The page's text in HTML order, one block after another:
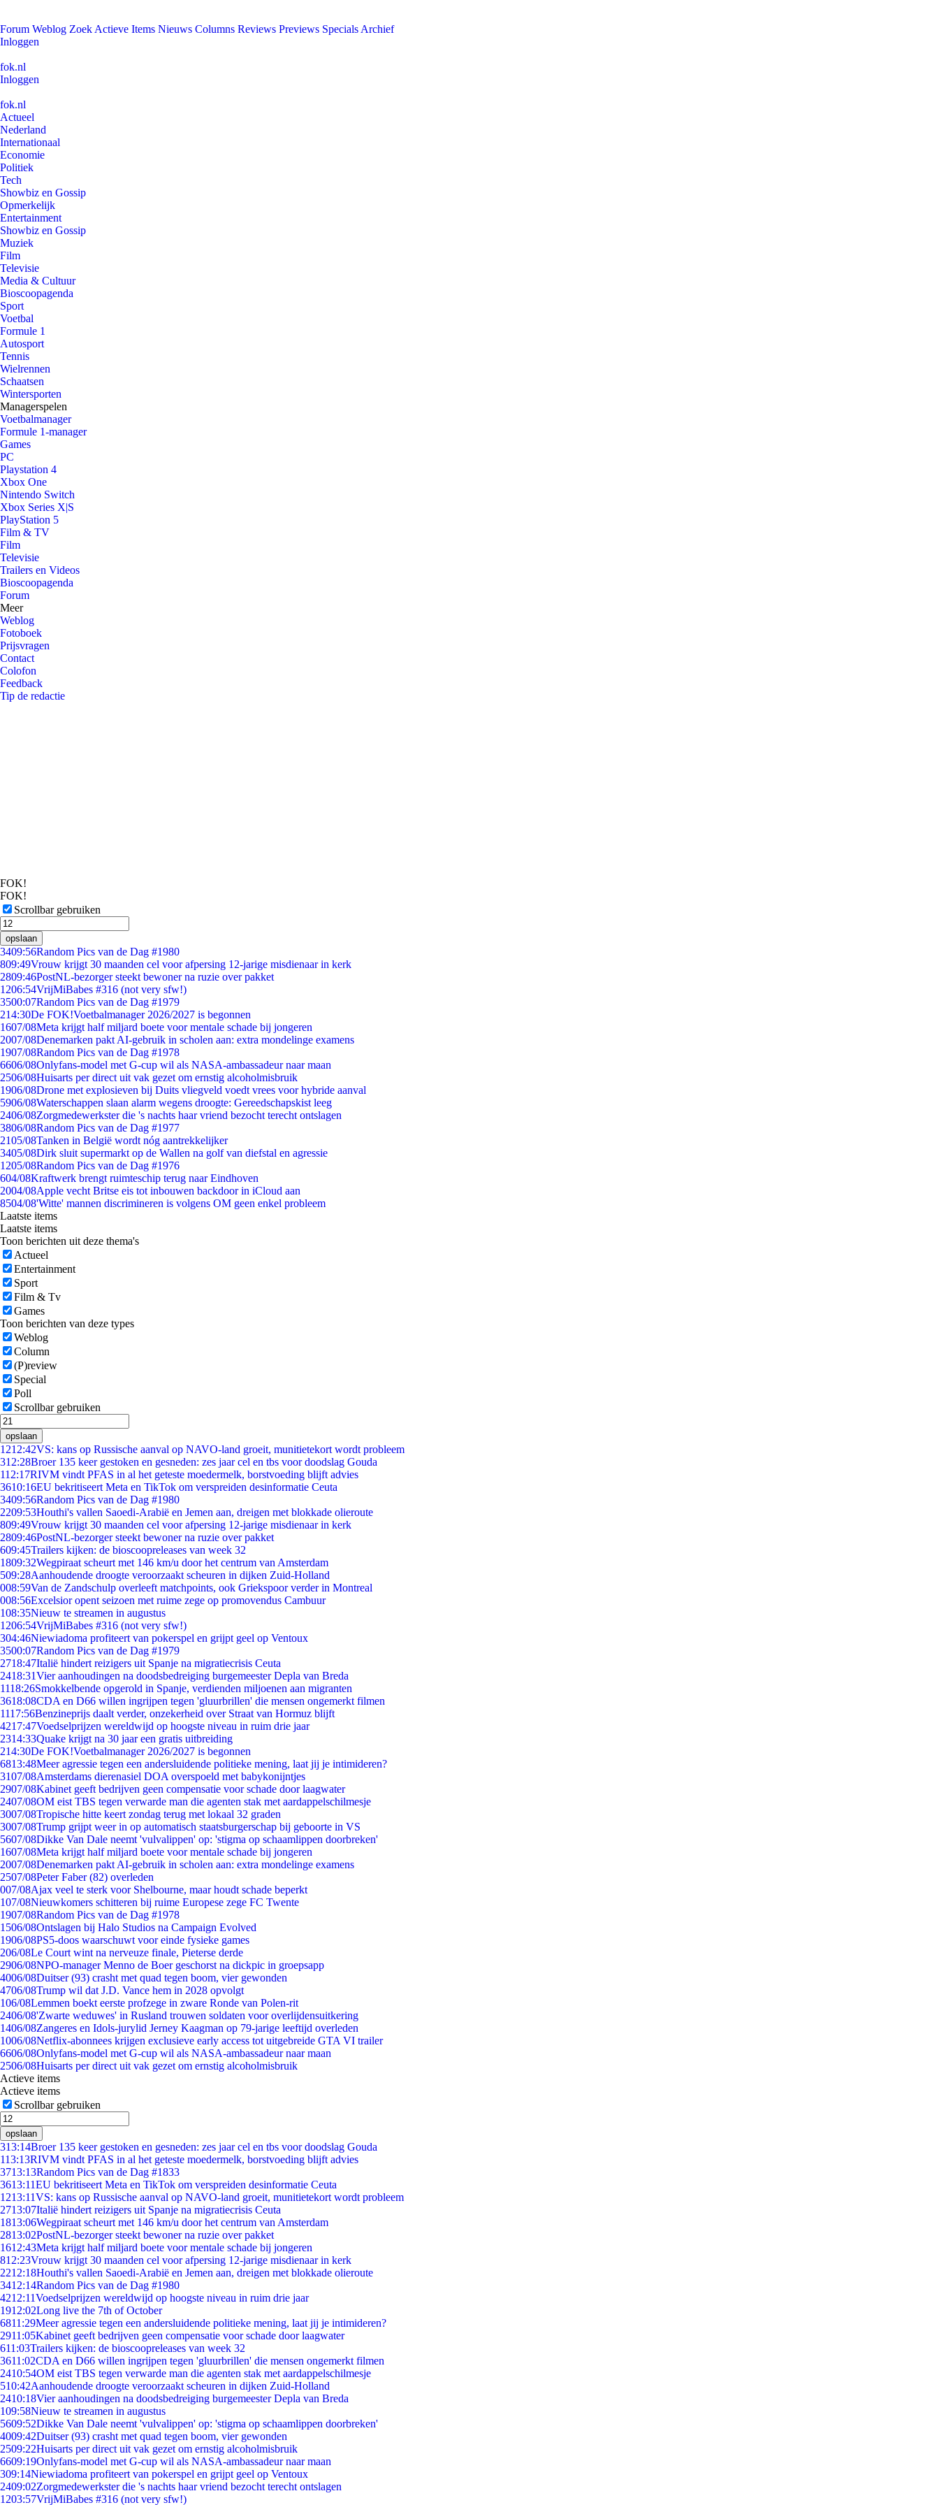
Forum Weblog Zoek Actieve Items Nieuws Columns Reviews Previews Specials Archief
Inloggen
fok.nl
Inloggen
fok.nl
Actueel
Nederland
Internationaal
Economie
Politiek
Tech
Showbiz en Gossip
Opmerkelijk
Entertainment
Showbiz en Gossip
Muziek
Film
Televisie
Media & Cultuur
Bioscoopagenda
Sport
Voetbal
Formule 1
Autosport
Tennis
Wielrennen
Schaatsen
Wintersporten
Managerspelen
Voetbalmanager
Formule 1-manager
Games
PC
Playstation 4
Xbox One
Nintendo Switch
Xbox Series X|S
PlayStation 5
Film & TV
Film
Televisie
Trailers en Videos
Bioscoopagenda
Forum
Meer
Weblog
Fotoboek
Prijsvragen
Contact
Colofon
Feedback
Tip de redactie
FOK!
FOK!
Scrollbar gebruiken
opslaan
3409:56Random Pics van de Dag #1980
809:49Vrouw krijgt 30 maanden cel voor afpersing 12-jarige misdienaar in kerk
2809:46PostNL-bezorger steekt bewoner na ruzie over pakket
1206:54VrijMiBabes #316 (not very sfw!)
3500:07Random Pics van de Dag #1979
214:30De FOK!Voetbalmanager 2026/2027 is begonnen
1607/08Meta krijgt half miljard boete voor mentale schade bij jongeren
2007/08Denemarken pakt AI-gebruik in scholen aan: extra mondelinge examens
1907/08Random Pics van de Dag #1978
6606/08Onlyfans-model met G-cup wil als NASA-ambassadeur naar maan
2506/08Huisarts per direct uit vak gezet om ernstig alcoholmisbruik
1906/08Drone met explosieven bij Duits vliegveld voedt vrees voor hybride aanval
5906/08Waterschappen slaan alarm wegens droogte: Gereedschapskist leeg
2406/08Zorgmedewerkster die 's nachts haar vriend bezocht terecht ontslagen
3806/08Random Pics van de Dag #1977
2105/08Tanken in België wordt nóg aantrekkelijker
3405/08Dirk sluit supermarkt op de Wallen na golf van diefstal en agressie
1205/08Random Pics van de Dag #1976
604/08Kraftwerk brengt ruimteschip terug naar Eindhoven
2004/08Apple vecht Britse eis tot inbouwen backdoor in iCloud aan
8504/08'Witte' mannen discrimineren is volgens OM geen enkel probleem
Laatste items
Laatste items
Toon berichten uit deze thema's
Actueel
Entertainment
Sport
Film & Tv
Games
Toon berichten van deze types
Weblog
Column
(P)review
Special
Poll
Scrollbar gebruiken
opslaan
1212:42VS: kans op Russische aanval op NAVO-land groeit, munitietekort wordt probleem
312:28Broer 135 keer gestoken en gesneden: zes jaar cel en tbs voor doodslag Gouda
112:17RIVM vindt PFAS in al het geteste moedermelk, borstvoeding blijft advies
3610:16EU bekritiseert Meta en TikTok om verspreiden desinformatie Ceuta
3409:56Random Pics van de Dag #1980
2209:53Houthi's vallen Saoedi-Arabië en Jemen aan, dreigen met blokkade olieroute
809:49Vrouw krijgt 30 maanden cel voor afpersing 12-jarige misdienaar in kerk
2809:46PostNL-bezorger steekt bewoner na ruzie over pakket
609:45Trailers kijken: de bioscoopreleases van week 32
1809:32Wegpiraat scheurt met 146 km/u door het centrum van Amsterdam
509:28Aanhoudende droogte veroorzaakt scheuren in dijken Zuid-Holland
008:59Van de Zandschulp overleeft matchpoints, ook Griekspoor verder in Montreal
008:56Excelsior opent seizoen met ruime zege op promovendus Cambuur
108:35Nieuw te streamen in augustus
1206:54VrijMiBabes #316 (not very sfw!)
304:46Niewiadoma profiteert van pokerspel en grijpt geel op Ventoux
3500:07Random Pics van de Dag #1979
2718:47Italië hindert reizigers uit Spanje na migratiecrisis Ceuta
2418:31Vier aanhoudingen na doodsbedreiging burgemeester Depla van Breda
1118:26Smokkelbende opgerold in Spanje, verdienden miljoenen aan migranten
3618:08CDA en D66 willen ingrijpen tegen 'gluurbrillen' die mensen ongemerkt filmen
1117:56Benzineprijs daalt verder, onzekerheid over Straat van Hormuz blijft
4217:47Voedselprijzen wereldwijd op hoogste niveau in ruim drie jaar
2314:33Quake krijgt na 30 jaar een gratis uitbreiding
214:30De FOK!Voetbalmanager 2026/2027 is begonnen
6813:48Meer agressie tegen een andersluidende politieke mening, laat jij je intimideren?
3107/08Amsterdams dierenasiel DOA overspoeld met babykonijntjes
2907/08Kabinet geeft bedrijven geen compensatie voor schade door laagwater
2407/08OM eist TBS tegen verwarde man die agenten stak met aardappelschilmesje
3007/08Tropische hitte keert zondag terug met lokaal 32 graden
3007/08Trump grijpt weer in op automatisch staatsburgerschap bij geboorte in VS
5607/08Dikke Van Dale neemt 'vulvalippen' op: 'stigma op schaamlippen doorbreken'
1607/08Meta krijgt half miljard boete voor mentale schade bij jongeren
2007/08Denemarken pakt AI-gebruik in scholen aan: extra mondelinge examens
2507/08Peter Faber (82) overleden
007/08Ajax veel te sterk voor Shelbourne, maar houdt schade beperkt
107/08Nieuwkomers schitteren bij ruime Europese zege FC Twente
1907/08Random Pics van de Dag #1978
1506/08Ontslagen bij Halo Studios na Campaign Evolved
1906/08PS5-doos waarschuwt voor einde fysieke games
206/08Le Court wint na nerveuze finale, Pieterse derde
2906/08NPO-manager Menno de Boer geschorst na dickpic in groepsapp
4006/08Duitser (93) crasht met quad tegen boom, vier gewonden
4706/08Trump wil dat J.D. Vance hem in 2028 opvolgt
106/08Lemmen boekt eerste profzege in zware Ronde van Polen-rit
2406/08'Zwarte weduwes' in Rusland trouwen soldaten voor overlijdensuitkering
1406/08Zangeres en Idols-jurylid Jerney Kaagman op 79-jarige leeftijd overleden
1006/08Netflix-abonnees krijgen exclusieve early access tot uitgebreide GTA VI trailer
6606/08Onlyfans-model met G-cup wil als NASA-ambassadeur naar maan
2506/08Huisarts per direct uit vak gezet om ernstig alcoholmisbruik
Actieve items
Actieve items
Scrollbar gebruiken
opslaan
313:14Broer 135 keer gestoken en gesneden: zes jaar cel en tbs voor doodslag Gouda
113:13RIVM vindt PFAS in al het geteste moedermelk, borstvoeding blijft advies
3713:13Random Pics van de Dag #1833
3613:11EU bekritiseert Meta en TikTok om verspreiden desinformatie Ceuta
1213:11VS: kans op Russische aanval op NAVO-land groeit, munitietekort wordt probleem
2713:07Italië hindert reizigers uit Spanje na migratiecrisis Ceuta
1813:06Wegpiraat scheurt met 146 km/u door het centrum van Amsterdam
2813:02PostNL-bezorger steekt bewoner na ruzie over pakket
1612:43Meta krijgt half miljard boete voor mentale schade bij jongeren
812:23Vrouw krijgt 30 maanden cel voor afpersing 12-jarige misdienaar in kerk
2212:18Houthi's vallen Saoedi-Arabië en Jemen aan, dreigen met blokkade olieroute
3412:14Random Pics van de Dag #1980
4212:11Voedselprijzen wereldwijd op hoogste niveau in ruim drie jaar
1912:02Long live the 7th of October
6811:29Meer agressie tegen een andersluidende politieke mening, laat jij je intimideren?
2911:05Kabinet geeft bedrijven geen compensatie voor schade door laagwater
611:03Trailers kijken: de bioscoopreleases van week 32
3611:02CDA en D66 willen ingrijpen tegen 'gluurbrillen' die mensen ongemerkt filmen
2410:54OM eist TBS tegen verwarde man die agenten stak met aardappelschilmesje
510:42Aanhoudende droogte veroorzaakt scheuren in dijken Zuid-Holland
2410:18Vier aanhoudingen na doodsbedreiging burgemeester Depla van Breda
109:58Nieuw te streamen in augustus
5609:52Dikke Van Dale neemt 'vulvalippen' op: 'stigma op schaamlippen doorbreken'
4009:42Duitser (93) crasht met quad tegen boom, vier gewonden
2509:22Huisarts per direct uit vak gezet om ernstig alcoholmisbruik
6609:19Onlyfans-model met G-cup wil als NASA-ambassadeur naar maan
309:14Niewiadoma profiteert van pokerspel en grijpt geel op Ventoux
2409:02Zorgmedewerkster die 's nachts haar vriend bezocht terecht ontslagen
1203:57VrijMiBabes #316 (not very sfw!)